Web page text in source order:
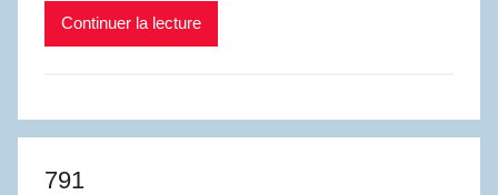
Continuer la lecture
791